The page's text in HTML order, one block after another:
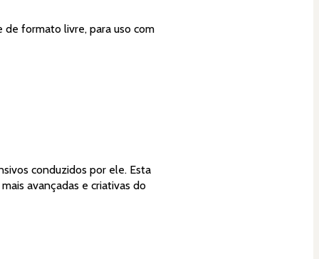
avançadas e criativas do